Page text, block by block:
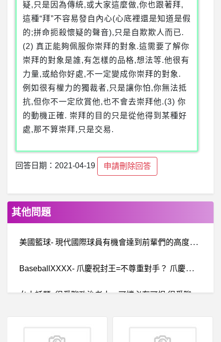
疑,只是因為傳統,或大家這麼做,你也跟著拜,
這種“拜”不容易發自內心(心底裡還是知道是假
的;拼命扼殺懷疑的聲音),只是自欺欺人而已.
(2) 真正能夠佩服你崇拜的對象.這需要了解你
崇拜的對象是誰,有怎樣的品格,想法等.他很有
力量,或給你好處,不一定變成你崇拜的對象.
例如很有權力的獨裁者,只是讓你怕,你無法抵
抗,但你不一定欣賞他,也不會去崇拜他.(3) 你
的動機正確. 崇拜的目的只是從他得到某種好
處,那不算崇拜,只是交易.
回答日期：2021-04-19 申請刪除回答
其他問題
美
國籃球- 現代國際球員有機會達到前輩們的高度嗎？ 現代國際球員有機會達到前輩們的高度嗎？
B
aseballXXXX- 爪慶祝封王=不尊重對手？ 爪慶祝封王=不尊重對手？
女
人話題- 很愛聊政治老人，可憐必有可恨 很愛聊政治老人，可憐必有可恨